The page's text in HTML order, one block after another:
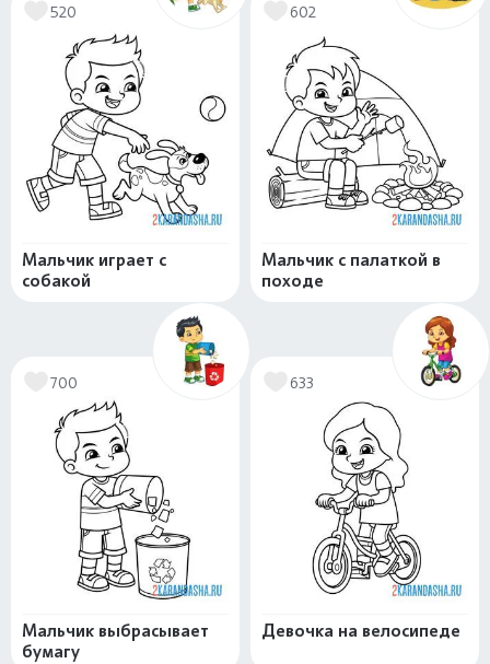
520
Мальчик играет с
собакой
602
Мальчик с палаткой в
походе
700
Мальчик выбрасывает
бумагу
633
Девочка на велосипеде